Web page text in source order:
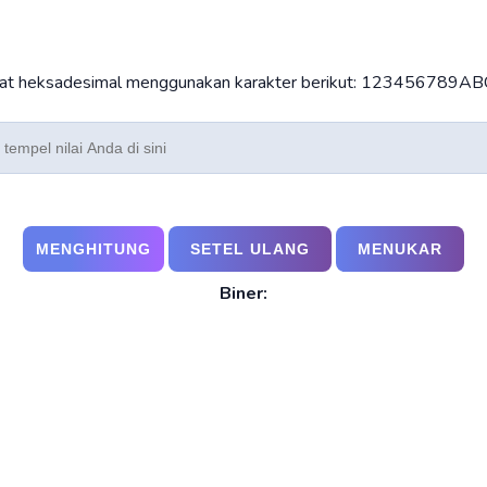
heksadesimal menggunakan karakter berikut:
Biner: